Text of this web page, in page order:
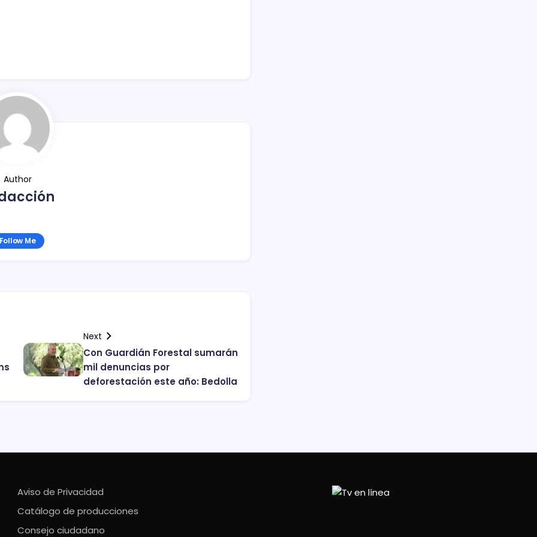
Author
Follow Me
Next
Con Guardián Forestal sumarán
mil denuncias por
deforestación este año: Bedolla
Aviso de Privacidad
Catálogo de producciones
Consejo ciudadano